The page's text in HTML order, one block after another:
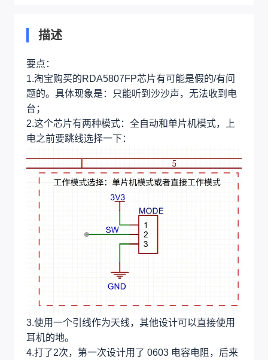
描述
要点：
1.淘宝购买的RDA5807FP芯片有可能是假的/有问
题的。具体现象是：只能听到沙沙声，无法收到电
台；
2.这个芯片有两种模式：全自动和单片机模式，上
电之前要跳线选择一下：
3.使用一个引线作为天线，其他设计可以直接使用
耳机的地。
4.打了2次，第一次设计用了 0603 电容电阻，后来